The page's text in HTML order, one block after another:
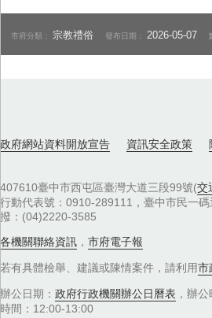
市府分類： 宗教禮俗 發布日期：2026-05-07
政府網站資料開放宣告 資訊安全政策
407610臺中市西屯區臺灣大道三段99號(交
行動代表號：0910-289111，臺中市民一
撥：(04)2220-3585
各機關聯絡資訊 ， 市府電子報
若有具體檢舉、建議或陳情案件，請利用市
辦公日期： 政府行政機關辦公日曆表 ，辦
時間：12:00-13:00